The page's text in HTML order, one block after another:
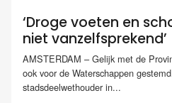
‘Droge voeten en
niet vanzelfsprekend’
AMSTERDAM – Gelijk met de
ook voor de Waterschappen
stadsdeelwethouder in...